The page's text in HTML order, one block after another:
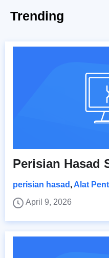
Trending
Perisian Hasad
perisian hasad , Alat
April 9, 2026